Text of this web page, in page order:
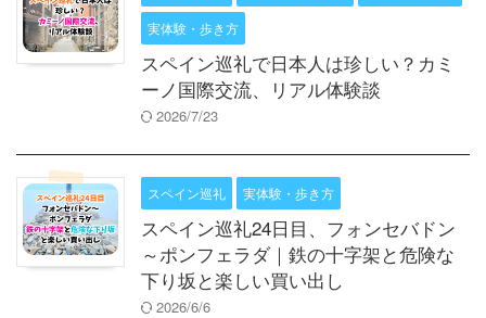
実体験・歩き方
スペイン巡礼で日本人は珍しい？カミ
ーノ国際交流、リアル体験談
2026/7/23
スペイン巡礼 実体験・歩き方
スペイン巡礼24日目、フォンセバドン
～ポンフェラダ｜鉄の十字架と危険な
下り坂と楽しい買い出し
2026/6/6